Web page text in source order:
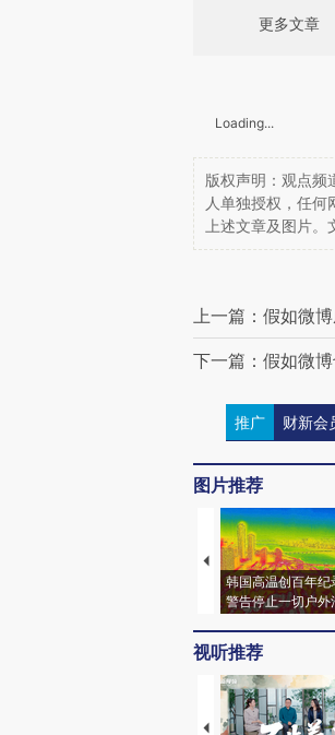
更多文章
Loading...
版权声明：观点频
人单独授权，任何
上述文章及图片。
上一篇：假如微
下一篇：假如微
推广 财新会
图片推荐
韩国高温创百年纪
警告停止一切户外
视听推荐